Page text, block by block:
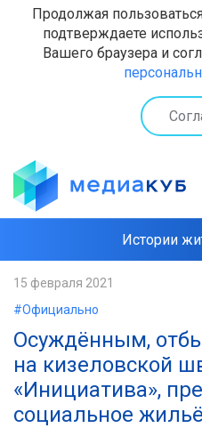
Продолжая
подтверждаете
Вашего браузера и
Истории
Наши
15 февраля 2021
#Официально
Осуждённым,
на кизеловской
«Инициатива»,
социальное жильё